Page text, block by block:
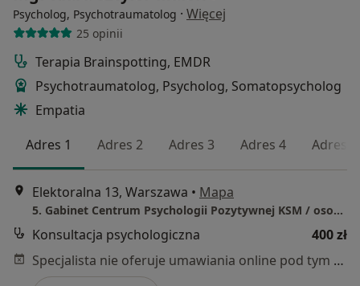
Psycholog, Psychotraumatolog · Więcej
25 opinii
Terapia Brainspotting, EMDR
Psychotraumatolog, Psycholog, Somatopsycholog
Empatia
Adres 1
Adres 2 Adres 3 Adres 4 Adres 5
Elektoralna 13, Warszawa • Mapa
5. Gabinet Centrum Psychologii Pozytywnej KSM / osobiście / online
Konsultacja psychologiczna
400 zł
Specjalista nie oferuje umawiania online pod tym adresem.